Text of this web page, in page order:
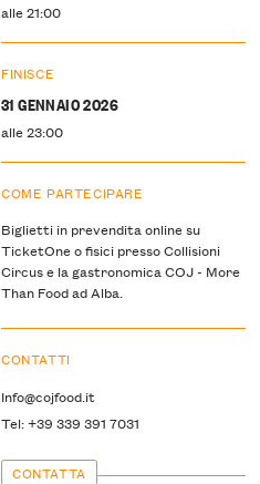
alle 21:00
FINISCE
31 GENNAIO 2026
alle 23:00
COME PARTECIPARE
Biglietti in prevendita online su
TicketOne o fisici presso Collisioni
Circus e la gastronomica COJ - More
Than Food ad Alba.
CONTATTI
Info@cojfood.it
Tel: +39 339 391 7031
CONTATTA